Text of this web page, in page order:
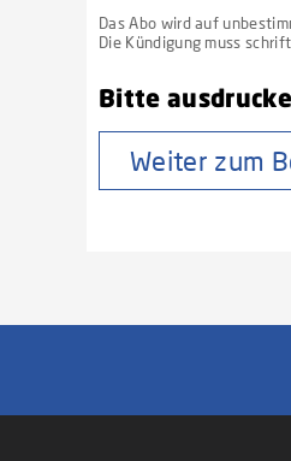
Das Abo wird auf
Die Kündigung muss
Bitte
Weiter zum